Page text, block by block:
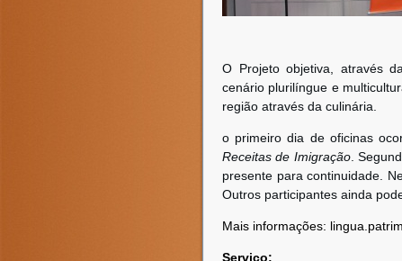
O Projeto objetiva, através
cenário plurilíngue e
região através da culinária.
o primeiro dia de oficinas
Receitas de Imigração.
presente para continuidade.
Outros participantes ainda
Mais informações:
Serviço: